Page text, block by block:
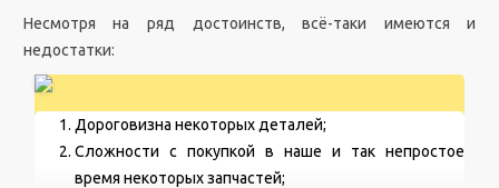
Несмотря на ряд достоинств, всё-таки имеются и
недостатки:
Дороговизна некоторых деталей;
Сложности с покупкой в наше и так непростое
время некоторых запчастей;